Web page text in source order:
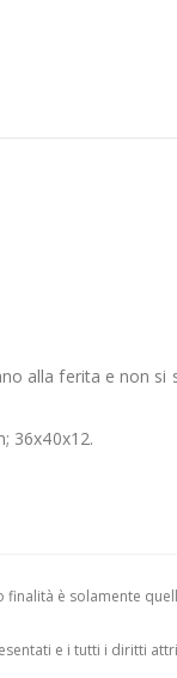
alla ferita e non si
36x40x12.
è solamente
e i tutti i diritti